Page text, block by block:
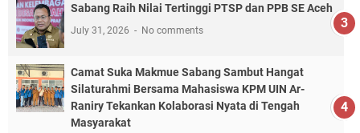
Sabang Raih Nilai Tertinggi PTSP dan PPB SE Aceh
July 31, 2026 No comments
Camat Suka Makmue Sabang Sambut Hangat
Silaturahmi Bersama Mahasiswa KPM UIN Ar-
Raniry Tekankan Kolaborasi Nyata di Tengah
Masyarakat